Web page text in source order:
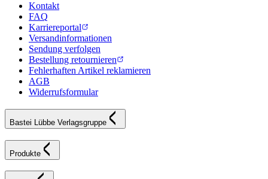
Kontakt
FAQ
Karriereportal
Versandinformationen
Sendung verfolgen
Bestellung retournieren
Fehlerhaften Artikel reklamieren
AGB
Widerrufsformular
Bastei Lübbe Verlagsgruppe
Produkte